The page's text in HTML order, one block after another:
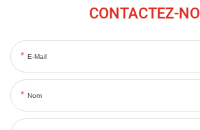
CONTACTEZ-
E-Mail
Nom